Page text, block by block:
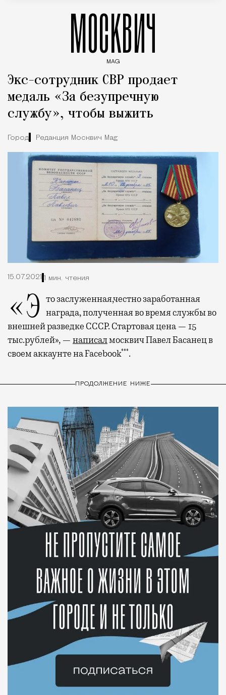
МОСКВИЧ
MAG
Экс-сотрудник СВР продает
медаль «За безупречную
службу», чтобы выжить
Город Редакция Москвич Mag
15.07.2021 1 мин. чтения
«Это заслуженная,честно заработанная награда, полученная во время службы во
внешней разведке СССР. Стартовая цена — 15
тыс.рублей», — написалмосквич Павел Басанец в
своем аккаунте на Facebook***.
ПРОДОЛЖЕНИЕ НИЖЕ